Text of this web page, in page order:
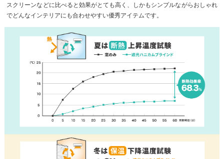
スクリーンなどに比べると効果がとても高く、しかもシンプルながらおしゃれ
でどんなインテリアにも合わせやすい優秀アイテムです。